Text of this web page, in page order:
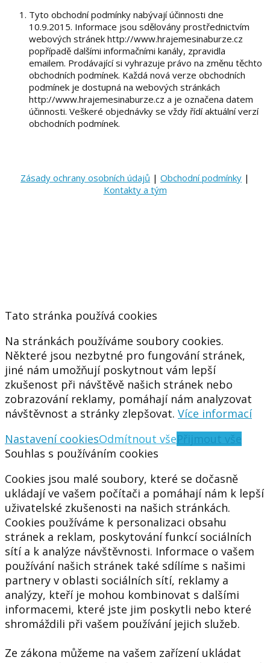
Tyto obchodní podmínky nabývají účinnosti dne
10.9.2015. Informace jsou sdělovány prostřednictvím
webových stránek http://www.hrajemesinaburze.cz
popřípadě dalšími informačními kanály, zpravidla
emailem. Prodávající si vyhrazuje právo na změnu těchto
obchodních podmínek. Každá nová verze obchodních
podmínek je dostupná na webových stránkách
http://www.hrajemesinaburze.cz a je označena datem
účinnosti. Veškeré objednávky se vždy řídí aktuální verzí
obchodních podmínek.
Zásady ochrany osobních údajů | Obchodní podmínky |
Kontakty a tým
Tato stránka používá cookies
Na stránkách používáme soubory cookies.
Některé jsou nezbytné pro fungování stránek,
jiné nám umožňují poskytnout vám lepší
zkušenost při návštěvě našich stránek nebo
zobrazování reklamy, pomáhají nám analyzovat
návštěvnost a stránky zlepšovat. Více informací
Nastavení cookiesOdmítnout všePřijmout vše
Souhlas s používáním cookies
Cookies jsou malé soubory, které se dočasně
ukládají ve vašem počítači a pomáhají nám k lepší
uživatelské zkušenosti na našich stránkách.
Cookies používáme k personalizaci obsahu
stránek a reklam, poskytování funkcí sociálních
sítí a k analýze návštěvnosti. Informace o vašem
používání našich stránek také sdílíme s našimi
partnery v oblasti sociálních sítí, reklamy a
analýzy, kteří je mohou kombinovat s dalšími
informacemi, které jste jim poskytli nebo které
shromáždili při vašem používání jejich služeb.
Ze zákona můžeme na vašem zařízení ukládat